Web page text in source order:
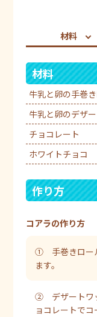
材料
材料
牛乳と卵の手巻
牛乳と卵のデザ
チョコレート
ホワイトチョコ
作り方
コアラの作り方
① 手巻きロー
ます。
② デザートワ
ョコレートでコ